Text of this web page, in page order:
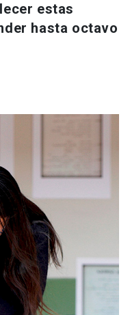
estas
hasta octavo